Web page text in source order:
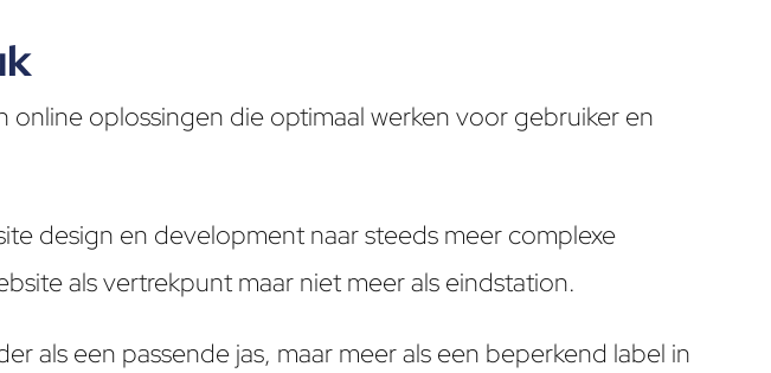
oplossingen die optimaal werken voor gebruiker en
design en development naar steeds meer complexe
als vertrekpunt maar niet meer als eindstation.
als een passende jas, maar meer als een beperkend label in